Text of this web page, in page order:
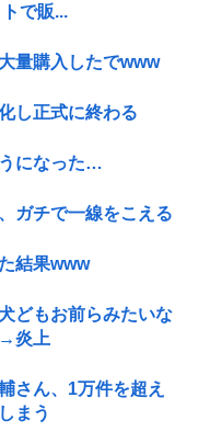
で販...
量購入したでwww
し正式に終わる
になった…
ガチで一線をこえる
結果www
どもお前らみたいな
炎上
さん、1万件を超え
まう